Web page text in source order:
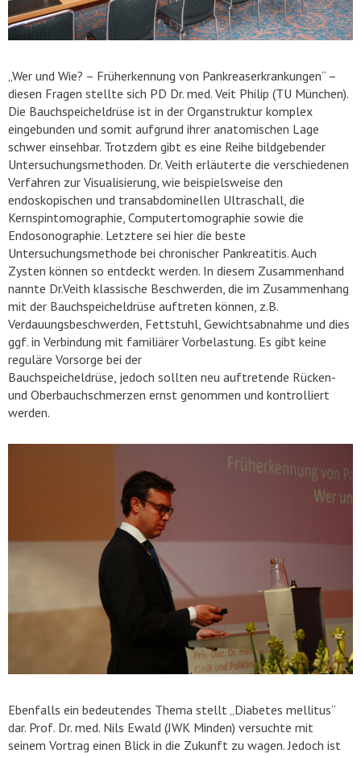
„Wer und Wie? – Früherkennung von Pankreaserkrankungen“ –
diesen Fragen stellte sich PD Dr. med. Veit Philip (TU München).
Die Bauchspeicheldrüse ist in der Organstruktur komplex
eingebunden und somit aufgrund ihrer anatomischen Lage
schwer einsehbar. Trotzdem gibt es eine Reihe bildgebender
Untersuchungsmethoden. Dr. Veith erläuterte die verschiedenen
Verfahren zur Visualisierung, wie beispielsweise den
endoskopischen und transabdominellen Ultraschall, die
Kernspintomographie, Computertomographie sowie die
Endosonographie. Letztere sei hier die beste
Untersuchungsmethode bei chronischer Pankreatitis. Auch
Zysten können so entdeckt werden. In diesem Zusammenhand
nannte Dr.Veith klassische Beschwerden, die im Zusammenhang
mit der Bauchspeicheldrüse auftreten können, z.B.
Verdauungsbeschwerden, Fettstuhl, Gewichtsabnahme und dies
ggf. in Verbindung mit familiärer Vorbelastung. Es gibt keine
reguläre Vorsorge bei der
Bauchspeicheldrüse, jedoch sollten neu auftretende Rücken-
und Oberbauchschmerzen ernst genommen und kontrolliert
werden.
Ebenfalls ein bedeutendes Thema stellt „Diabetes mellitus“
dar. Prof. Dr. med. Nils Ewald (JWK Minden) versuchte mit
seinem Vortrag einen Blick in die Zukunft zu wagen. Jedoch ist